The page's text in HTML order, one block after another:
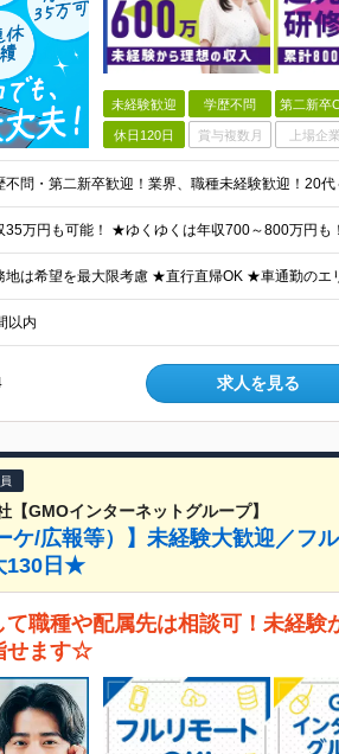
未経験歓迎 学歴不問 第二新卒
休日120日 賞与複数月 上場企業
以内
求人を見る
【GMOインターネットグループ】
ケ/広報等）】未経験大歓迎／フ
130日★
職種や配属先は相談可！未経験
せます☆